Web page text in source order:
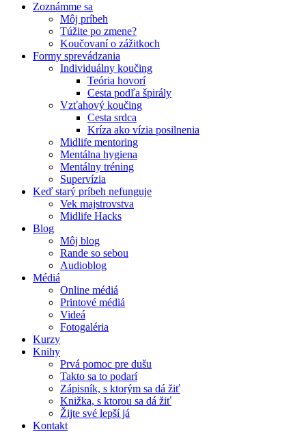
Zoznámme sa
Môj príbeh
Túžite po zmene?
Koučovaní o zážitkoch
Formy sprevádzania
Individuálny koučing
Teória hovorí
Cesta podľa špirály
Vzťahový koučing
Cesta srdca
Kríza ako vízia posilnenia
Midlife mentoring
Mentálna hygiena
Mentálny tréning
Supervízia
Keď starý príbeh nefunguje
Vek majstrovstva
Midlife Hacks
Blog
Môj blog
Rande so sebou
Audioblog
Médiá
Online médiá
Printové médiá
Videá
Fotogaléria
Kurzy
Knihy
Prvá pomoc pre dušu
Takto sa to podarí
Zápisník, s ktorým sa dá žiť
Knižka, s ktorou sa dá žiť
Žijte své lepší já
Kontakt